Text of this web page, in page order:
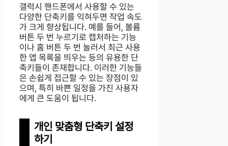
갤럭시 핸드폰에서 사용할 수 있는
다양한 단축키를 익혀두면 작업 속도
가 크게 향상됩니다. 예를 들어, 볼륨
버튼 두 번 누르기로 캡처하는 기능
이나 홈 버튼 두 번 눌러서 최근 사용
한 앱 목록을 띄우는 등의 유용한 단
축키들이 존재합니다. 이러한 기능들
은 손쉽게 접근할 수 있는 장점이 있
으며, 특히 바쁜 일정을 가진 사용자
에게 큰 도움이 됩니다.
개인 맞춤형 단축키 설정
하기